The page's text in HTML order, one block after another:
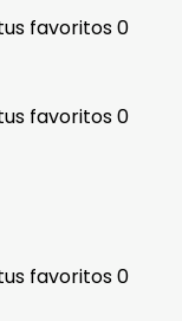
favoritos0
favoritos0
favoritos0